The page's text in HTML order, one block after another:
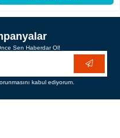
Sen Haberdar Ol!
kabul ediyorum.